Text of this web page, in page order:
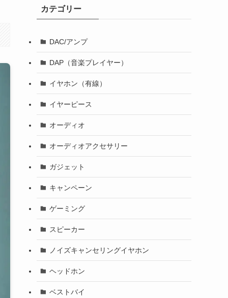
カテゴリー
DAC/アンプ
DAP（音楽プレイヤー）
イヤホン（有線）
イヤーピース
オーディオ
オーディオアクセサリー
ガジェット
キャンペーン
ゲーミング
スピーカー
ノイズキャンセリングイヤホン
ヘッドホン
ベストバイ